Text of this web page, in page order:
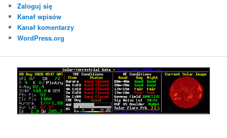
Zaloguj się
Kanał wpisów
Kanał komentarzy
WordPress.org